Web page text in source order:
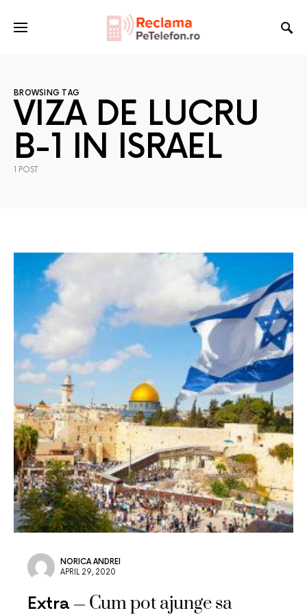
BROWSING TAG
VIZA DE LUCRU
B-1 IN ISRAEL
1 POST
NORICA ANDREI
APRIL 29, 2020
Extra Cum pot ajunge sa